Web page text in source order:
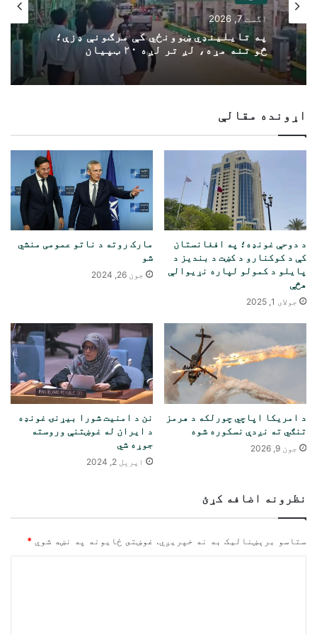
نړۍ
اگست 7, 2026
په تایلینډي ښوونځي کې مرګونې ډزې؛
څو تنه مړه، لږ تر لږه ۲۰ ټپیان
اگست 7, 2026
ټرمپ د امریکا د وسلو د افشا شویو
کمښتونو په اړه د تحقیقاتو امر کړی
اړونده مقالې
د دوحې غونډه؛ په افغانستان
کې د کوکنارو د کښت د بندیز د
پایلو د کمولو لپاره نړیوالې
هڅې
جولای 1, 2025
مارک روته د ناتو عمومی منشي
شو
جون 26, 2024
د امریکا اپاچي چورلکه د هرمز
تنګي ته نږدې نسکوره شوه
جون 9, 2026
نن د امنیت شورا بیړنۍ غونډه
د ایران له غوښتنې وروسته
جوړه شي
اپریل 2, 2024
نظرونه اضافه کړئ
ستاسو برېښناليک به نه خپريږي. غوښتى ځایونه په نښه شوي *